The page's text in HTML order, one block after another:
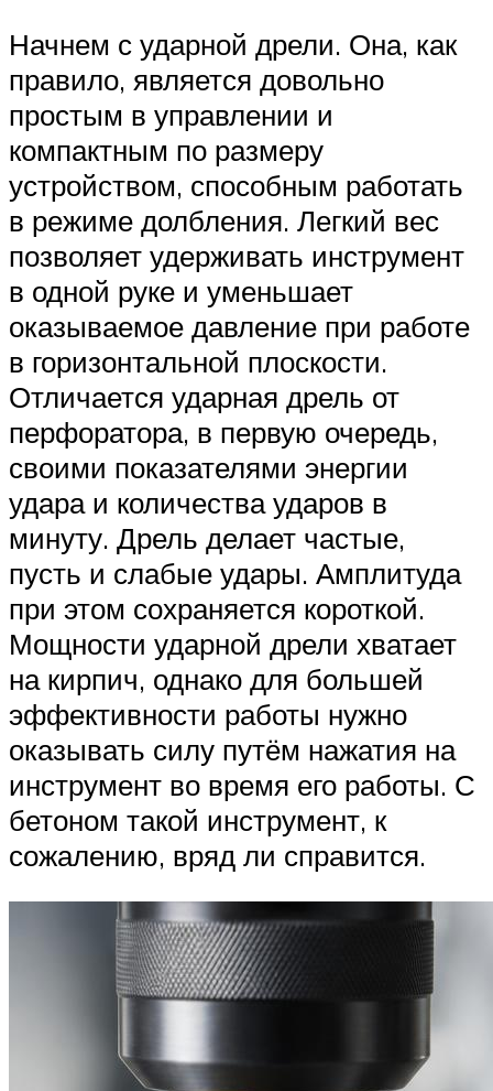
Начнем с ударной дрели. Она, как
правило, является довольно
простым в управлении и
компактным по размеру
устройством, способным работать
в режиме долбления. Легкий вес
позволяет удерживать инструмент
в одной руке и уменьшает
оказываемое давление при работе
в горизонтальной плоскости.
Отличается ударная дрель от
перфоратора, в первую очередь,
своими показателями энергии
удара и количества ударов в
минуту. Дрель делает частые,
пусть и слабые удары. Амплитуда
при этом сохраняется короткой.
Мощности ударной дрели хватает
на кирпич, однако для большей
эффективности работы нужно
оказывать силу путём нажатия на
инструмент во время его работы. С
бетоном такой инструмент, к
сожалению, вряд ли справится.